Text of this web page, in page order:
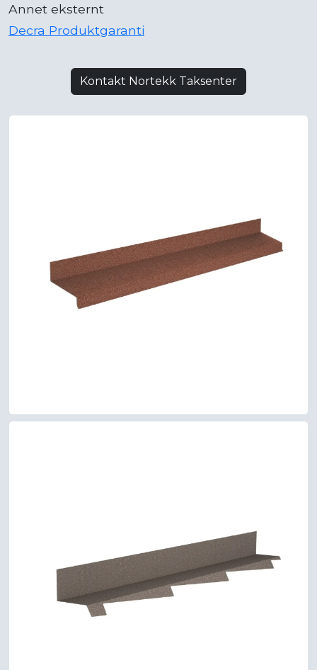
Annet eksternt
Decra Produktgaranti
Kontakt Nortekk Taksenter